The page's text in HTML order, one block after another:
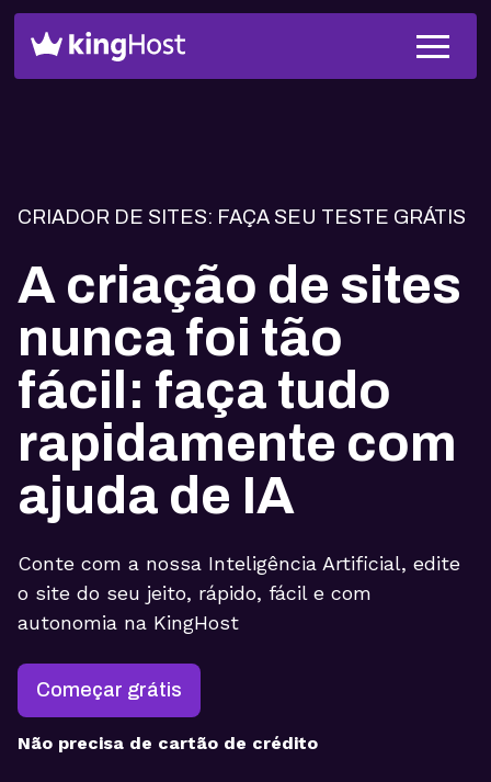
CRIADOR DE SITES: FAÇA SEU TESTE GRÁTIS
A criação de sites
nunca foi tão
fácil: faça tudo
rapidamente com
ajuda de IA
Conte com a nossa Inteligência Artificial, edite
o site do seu jeito, rápido, fácil e com
autonomia na KingHost
Começar grátis
Não precisa de cartão de crédito